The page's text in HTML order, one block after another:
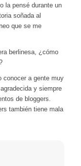
la pensé durante un
soñada al
que se me
berlinesa, ¿cómo
conocer a gente muy
y siempre
de bloggers.
también tiene mala